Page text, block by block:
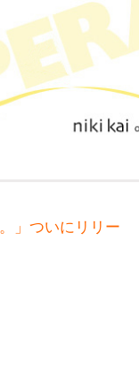
」ついにリリー